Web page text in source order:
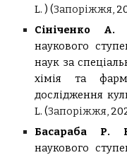
L. ) (Запоріжжя,
Сініченко
наукового
наук за
хімія та
дослідження
L. (Запоріжжя,
Басараба
наукового